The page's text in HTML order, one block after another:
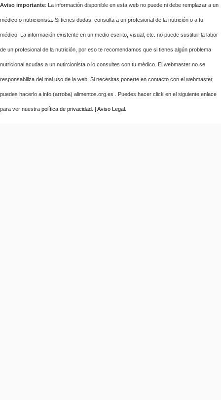
Aviso importante: La información disponible en esta web no puede ni debe remplazar a un
médico o nutricionista. Si tienes dudas, consulta a un profesional de la nutrición o a tu
médico. La información existente en un medio escrito, visual, etc. no puede sustituir la labor
de un profesional de la nutrición, por eso te recomendamos que si tienes algún problema
nutricional acudas a un nutircionista o lo consultes con tu médico. El webmaster no se
responsabiliza del mal uso de la web. Si necesitas ponerte en contacto con el webmaster,
puedes hacerlo a info (arroba) alimentos.org.es . Puedes hacer click en el siguiente enlace
para ver nuestra política de privacidad . | Aviso Legal